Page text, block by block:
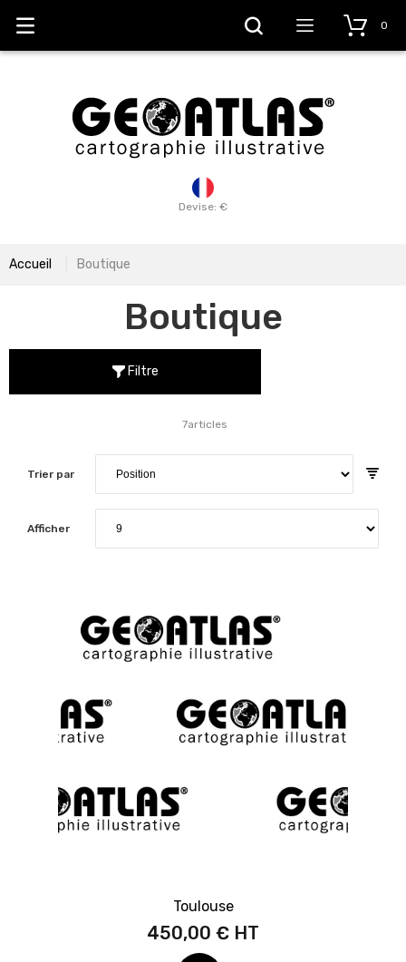
Devise: €
0
Accueil Boutique
Boutique
Filtre
Trier par
7articles
Afficher
Toulouse
450,00 €